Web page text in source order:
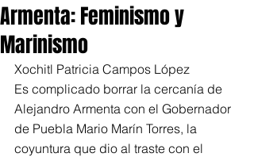
Armenta: Feminismo y
Marinismo
Xochitl Patricia Campos López
Es complicado borrar la cercanía de
Alejandro Armenta con el Gobernador
de Puebla Mario Marín Torres, la
coyuntura que dio al traste con el